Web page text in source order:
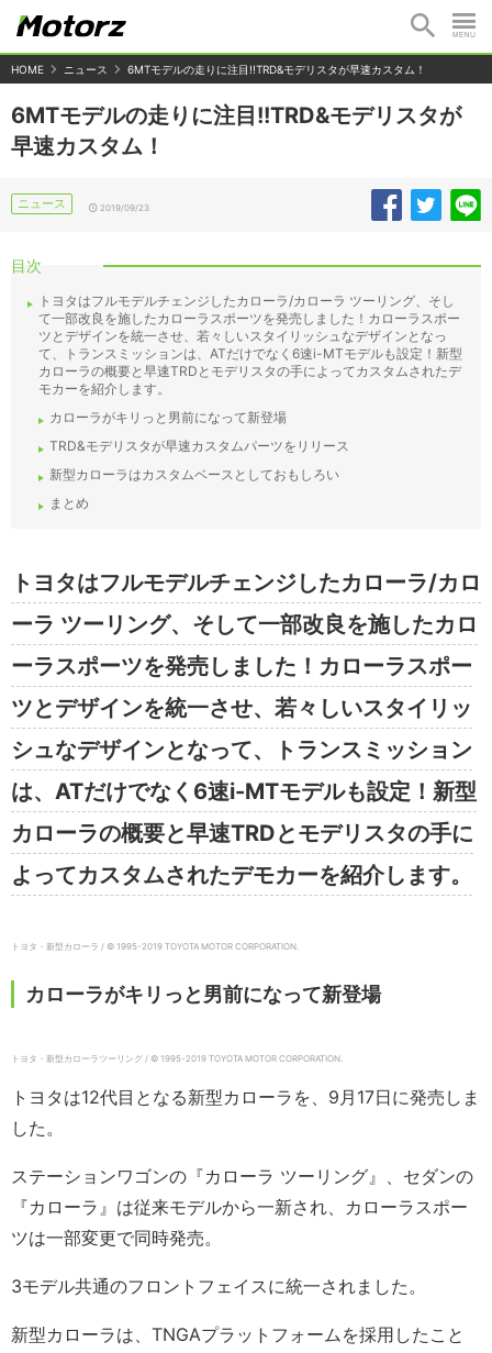
HOME ニュース 6MTモデルの走りに注目!!TRD&モデリスタが早速カスタム！
6MTモデルの走りに注目!!TRD&モデリスタが
早速カスタム！
ニュース 2019/09/23
目次
トヨタはフルモデルチェンジしたカローラ/カローラ ツーリング、そし
て一部改良を施したカローラスポーツを発売しました！カローラスポー
ツとデザインを統一させ、若々しいスタイリッシュなデザインとなっ
て、トランスミッションは、ATだけでなく6速i-MTモデルも設定！新型
カローラの概要と早速TRDとモデリスタの手によってカスタムされたデ
モカーを紹介します。
カローラがキリっと男前になって新登場
TRD&モデリスタが早速カスタムパーツをリリース
新型カローラはカスタムベースとしておもしろい
まとめ
トヨタはフルモデルチェンジしたカローラ/カロ
ーラ ツーリング、そして一部改良を施したカロ
ーラスポーツを発売しました！カローラスポー
ツとデザインを統一させ、若々しいスタイリッ
シュなデザインとなって、トランスミッション
は、ATだけでなく6速i-MTモデルも設定！新型
カローラの概要と早速TRDとモデリスタの手に
よってカスタムされたデモカーを紹介します。
トヨタ・新型カローラ / © 1995-2019 TOYOTA MOTOR CORPORATION.
カローラがキリっと男前になって新登場
トヨタ・新型カローラツーリング / © 1995-2019 TOYOTA MOTOR CORPORATION.
トヨタは12代目となる新型カローラを、9月17日に発売しま
した。
ステーションワゴンの『カローラ ツーリング』、セダンの
『カローラ』は従来モデルから一新され、カローラスポー
ツは一部変更で同時発売。
3モデル共通のフロントフェイスに統一されました。
新型カローラは、TNGAプラットフォームを採用したこと